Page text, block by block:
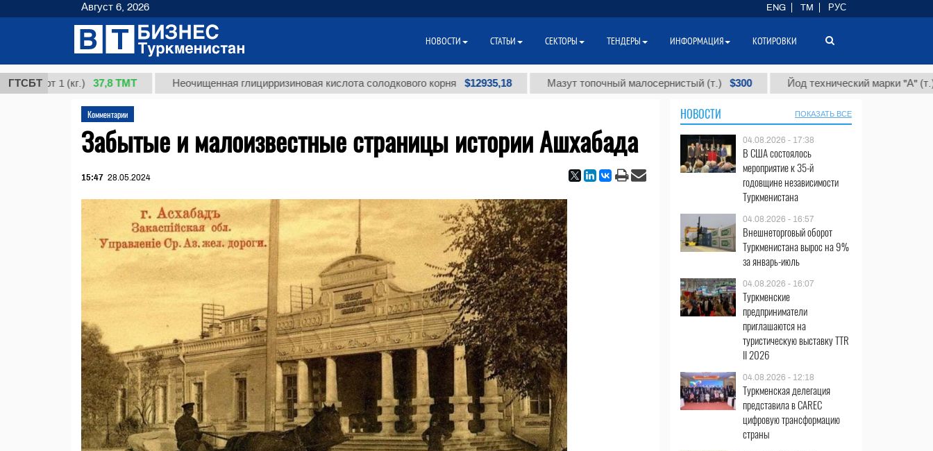
ГТСБТ
1 (кг.) 37,8 ТМТ Неочищенная глицирризиновая кислота солодкового корня $12935,18 Мазут топочный малосернистый (т.) $300 Йод технический марки "А" (т.) $86
Комментарии
Забытые и малоизвестные страницы истории Ашхабада
15:47 28.05.2024
НОВОСТИ ПОКАЗАТЬ ВСЕ
04.08.2026 - 17:38
В США состоялось
мероприятие к 35-й
годовщине независимости
Туркменистана
04.08.2026 - 16:57
Внешнеторговый оборот
Туркменистана вырос на 9%
за январь-июль
04.08.2026 - 16:07
Туркменские
предприниматели
приглашаются на
туристическую выставку TTR
II 2026
04.08.2026 - 12:18
Туркменская делегация
представила в CAREC
цифровую трансформацию
страны
Август 6, 2026 ENG TM РУС
НОВОСТИ СТАТЬИ СЕКТОРЫ ТЕНДЕРЫ ИНФОРМАЦИЯ КОТИРОВКИ